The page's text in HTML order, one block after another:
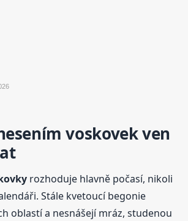
voskovek ven
rozhoduje hlavně počasí, nikoli
Stále kvetoucí begonie
oblastí a nesnášejí mráz, studenou